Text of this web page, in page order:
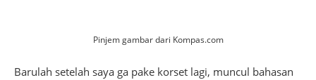
Pinjem gambar dari Kompas.com
Barulah setelah saya ga pake korset lagi, muncul bahasan